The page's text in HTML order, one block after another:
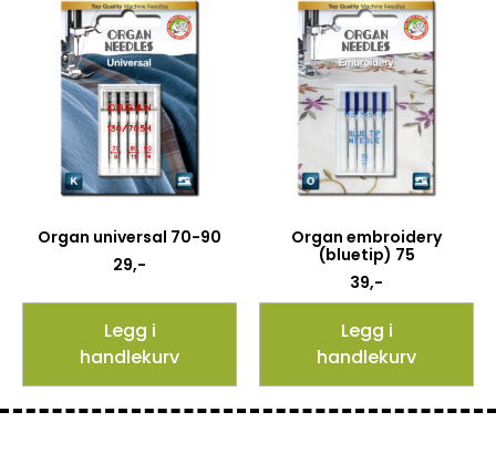
Organ universal 70-90
29,-
Legg i
handlekurv
Organ embroidery
(bluetip) 75
39,-
Legg i
handlekurv